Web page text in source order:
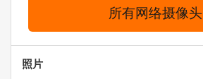
所有网络摄像头
照片